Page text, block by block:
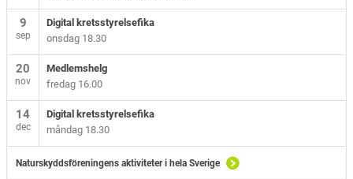
9
sep
Digital kretsstyrelsefika
onsdag 18.30
20
nov
Medlemshelg
fredag 16.00
14
dec
Digital kretsstyrelsefika
måndag 18.30
Naturskyddsföreningens aktiviteter i hela Sverige